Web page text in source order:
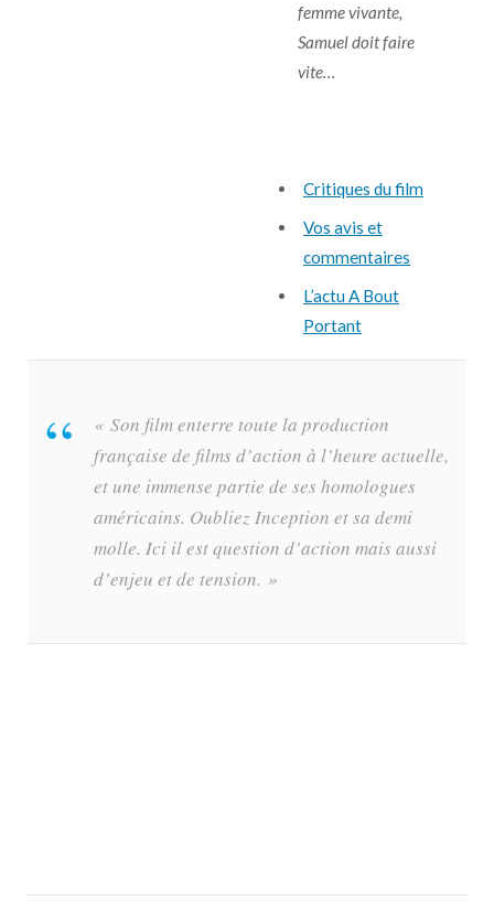
femme vivante,
Samuel doit faire
vite…
Critiques du film
Vos avis et
commentaires
L’actu A Bout
Portant
« Son film enterre toute la production
française de films d’action à l’heure actuelle,
et une immense partie de ses homologues
américains. Oubliez Inception et sa demi
molle. Ici il est question d’action mais aussi
d’enjeu et de tension. »